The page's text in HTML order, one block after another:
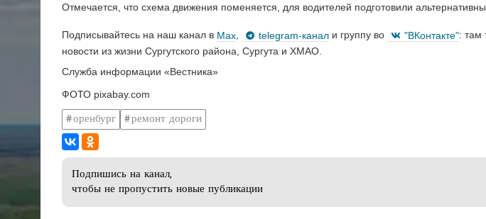
Отмечается, что схема движения поменяется, для водителей подготовили
Подписывайтесь на наш канал в Max, telegram-канал и группу во "ВКонтакте": там
новости из жизни Сургутского района, Сургута и ХМАО.
Служба информации «Вестника»
ФОТО pixabay.com
оренбург ремонт дороги
Подпишись на канал,
чтобы не пропустить новые публикации